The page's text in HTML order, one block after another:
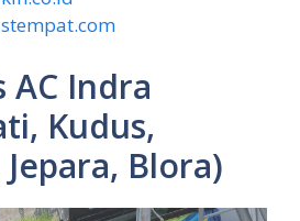
AC Indra
Kudus,
Blora)